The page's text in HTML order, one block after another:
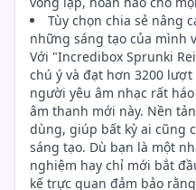
Tùy chọn chia sẻ nâng
những sáng tạo của mình
Với "Incredibox Sprunki
chú ý và đạt hơn 3200
người yêu âm nhạc rất
âm thanh mới này. Nền
dùng, giúp bất kỳ ai cũng
sáng tạo. Dù bạn là một
nghiệm hay chỉ mới bắt
kế trực quan đảm bảo